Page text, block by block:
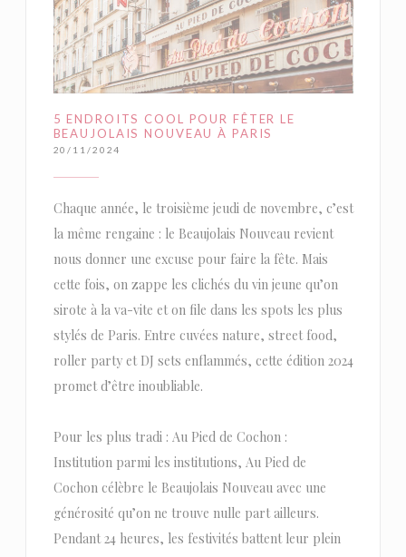
5 ENDROITS COOL POUR FÊTER LE
BEAUJOLAIS NOUVEAU À PARIS
20/11/2024
Chaque année, le troisième jeudi de novembre, c’est
la même rengaine : le Beaujolais Nouveau revient
nous donner une excuse pour faire la fête. Mais
cette fois, on zappe les clichés du vin jeune qu’on
sirote à la va-vite et on file dans les spots les plus
stylés de Paris. Entre cuvées nature, street food,
roller party et DJ sets enflammés, cette édition 2024
promet d’être inoubliable.
Pour les plus tradi : Au Pied de Cochon :
Institution parmi les institutions, Au Pied de
Cochon célèbre le Beaujolais Nouveau avec une
générosité qu’on ne trouve nulle part ailleurs.
Pendant 24 heures, les festivités battent leur plein